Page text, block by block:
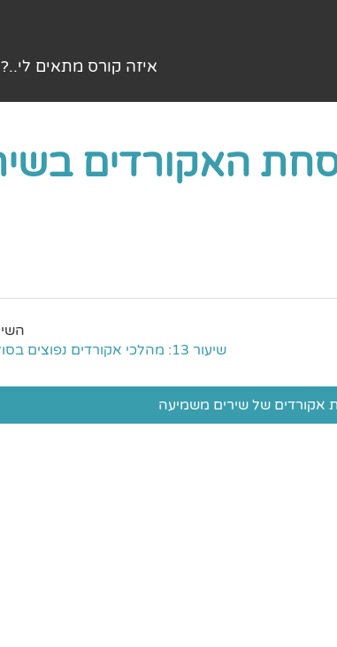
איזה קורס מתאים לי..?
שיעור 13: מהלכי אקורדים נפוצים בסולם מז'ור
אקורדים של שירים משמיעה